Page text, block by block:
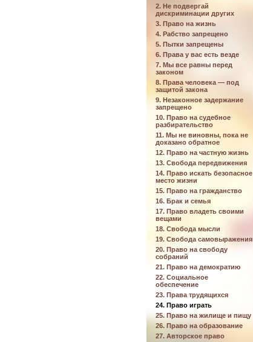
2. Не подвергай
дискриминации других
3. Право на жизнь
4. Рабство запрещено
5. Пытки запрещены
6. Права у вас есть везде
7. Мы все равны перед
законом
8. Права человека — под
защитой закона
9. Незаконное задержание
запрещено
10. Право на судебное
разбирательство
11. Мы не виновны, пока не
доказано обратное
12. Право на частную жизнь
13. Свобода передвижения
14. Право искать безопасное
место жизни
15. Право на гражданство
16. Брак и семья
17. Право владеть своими
вещами
18. Свобода мысли
19. Свобода самовыражения
20. Право на свободу
собраний
21. Право на демократию
22. Социальное
обеспечение
23. Права трудящихся
24. Право играть
25. Право на жилище и пищу
26. Право на образование
27. Авторское право